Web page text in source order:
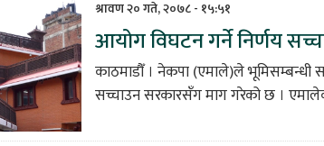
श्रावण २० गते, २०७८ - १५:५१
आयोग विघटन गर्ने निर्णय
काठमाडौँ । नेकपा (एमाले)ले भूमिसम्बन्धी
सच्चाउन सरकारसँग माग गरेको छ ।